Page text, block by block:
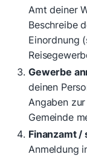
Amt deiner
Beschreibe
Einordnung
Gewerbe
deinen
Angaben
Gemeinde
Finanzamt /
Anmeldung